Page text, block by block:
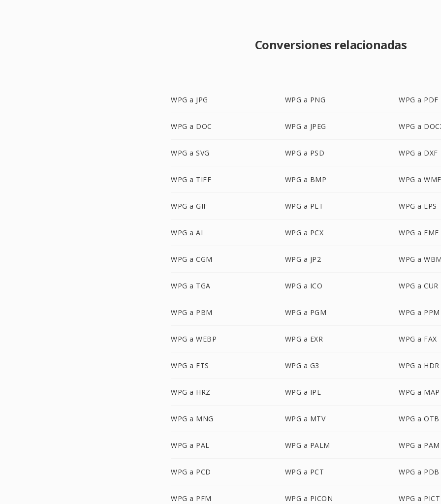
Conversiones relacionadas
WPG a JPG WPG a PNG WPG a PDF
WPG a DOC WPG a JPEG WPG a
WPG a SVG WPG a PSD WPG a DXF
WPG a TIFF WPG a BMP WPG a WMF
WPG a GIF WPG a PLT WPG a EPS
WPG a AI WPG a PCX WPG a EMF
WPG a CGM WPG a JP2 WPG a
WPG a TGA WPG a ICO WPG a CUR
WPG a PBM WPG a PGM WPG a PPM
WPG a WEBP WPG a EXR WPG a FAX
WPG a FTS WPG a G3 WPG a HDR
WPG a HRZ WPG a IPL WPG a MAP
WPG a MNG WPG a MTV WPG a OTB
WPG a PAL WPG a PALM WPG a PAM
WPG a PCD WPG a PCT WPG a PDB
WPG a PFM WPG a PICON WPG a PICT